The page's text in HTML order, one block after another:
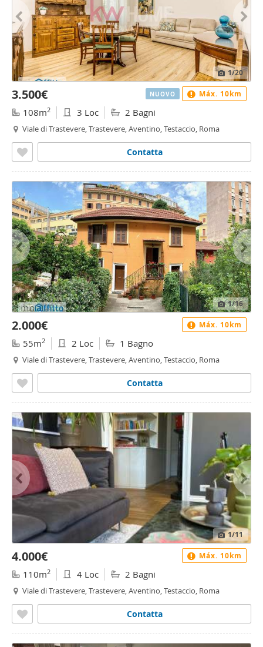
1/20
3.500€
108m2 3 Loc 2 Bagni
Viale di Trastevere, Trastevere, Aventino, Testaccio, Roma
Contatta
NUOVO Máx. 10km
1/16
2.000€
55m2 2 Loc 1 Bagno
Viale di Trastevere, Trastevere, Aventino, Testaccio, Roma
Contatta
Máx. 10km
1/11
4.000€
110m2 4 Loc 2 Bagni
Viale di Trastevere, Trastevere, Aventino, Testaccio, Roma
Contatta
Máx. 10km